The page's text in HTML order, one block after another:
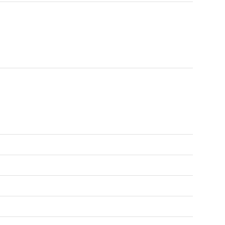
het christelijke Comenius College.
van een indicatie van de
in meetuitkomsten niet volledig uit, door
bij het uitvoeren van de meting.
verkoper en de particuliere koper is niet
is pas sprake van een rechtsgeldige koop als
hebben ondertekend. Dit